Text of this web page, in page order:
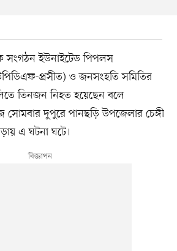
সংগঠন ইউনাইটেড পিপলস
প্রসীত) ও জনসংহতি সমিতির
তিনজন নিহত হয়েছেন বলে
দুপুরে পানছড়ি উপজেলার চেঙ্গী
এ ঘটনা ঘটে।